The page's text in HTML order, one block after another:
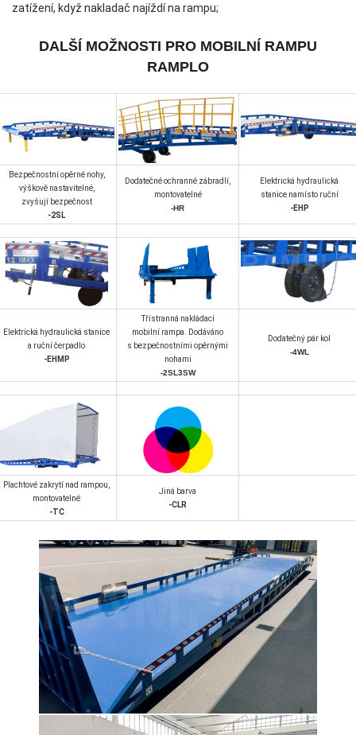
zatížení, když nakladač najíždí na rampu;
DALŠÍ MOŽNOSTI PRO MOBILNÍ RAMPU
RAMPLO
Bezpečnostní opěrné nohy,
výškově nastavitelné,
zvyšují bezpečnost
-2SL
Dodatečné ochranné zábradlí,
montovatelné
-HR
Elektrická hydraulická
stanice namísto ruční
-EHP
Elektrická hydraulická stanice
a ruční čerpadlo
-EHMP
Třístranná nakládací
mobilní rampa. Dodáváno
s bezpečnostními opěrnými
nohami
-2SL3SW
Dodatečný pár kol
-4WL
Plachtové zakrytí nad rampou,
montovatelné
-TC
Jiná barva
-CLR